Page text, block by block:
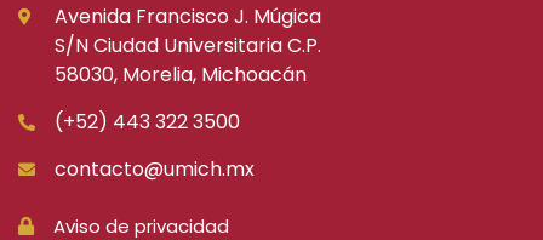
Avenida Francisco J. Múgica
S/N Ciudad Universitaria C.P.
58030, Morelia, Michoacán
(+52) 443 322 3500
contacto@umich.mx
Aviso de privacidad